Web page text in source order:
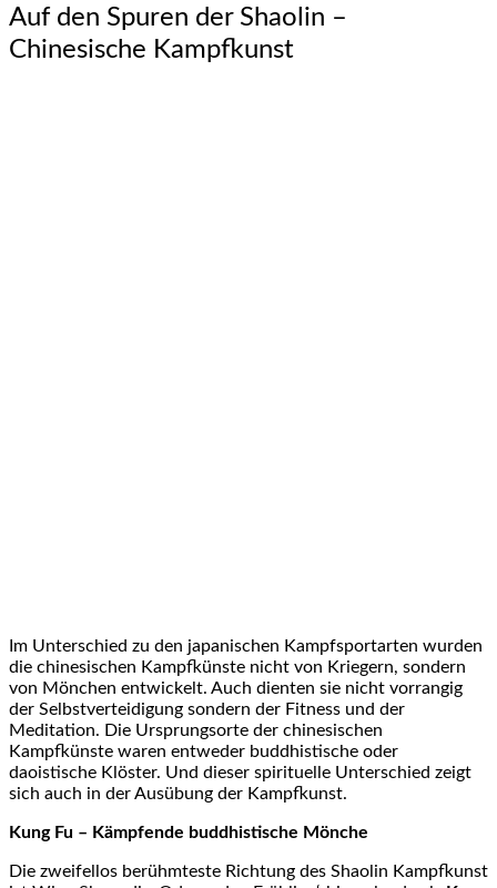
Auf den Spuren der Shaolin –
Chinesische Kampfkunst
Im Unterschied zu den japanischen Kampfsportarten wurden
die chinesischen Kampfkünste nicht von Kriegern, sondern
von Mönchen entwickelt. Auch dienten sie nicht vorrangig
der Selbstverteidigung sondern der Fitness und der
Meditation. Die Ursprungsorte der chinesischen
Kampfkünste waren entweder buddhistische oder
daoistische Klöster. Und dieser spirituelle Unterschied zeigt
sich auch in der Ausübung der Kampfkunst.
Kung Fu – Kämpfende buddhistische Mönche
Die zweifellos berühmteste Richtung des Shaolin Kampfkunst